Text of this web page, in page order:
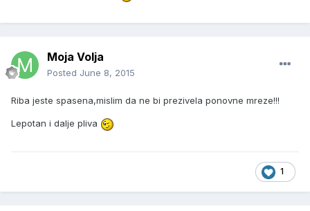
Moja Volja
Posted June 8, 2015
Riba jeste spasena,mislim da ne bi prezivela ponovne mreze!!!
Lepotan i dalje pliva
1